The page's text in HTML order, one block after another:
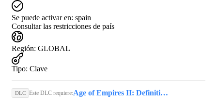
Se puede activar en: spain
Consultar las restricciones de país
Región: GLOBAL
Tipo: Clave
DLC Este DLC requiere: Age of Empires II: Definitive Edition (PC) - Steam Key - GLOBAL